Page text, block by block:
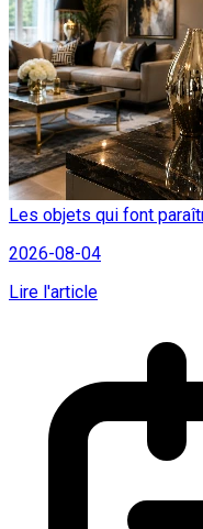
Les objets qui font
2026-08-04
Lire l'article